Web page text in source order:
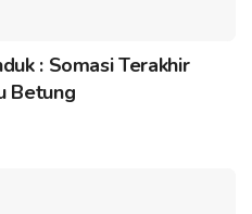
: Somasi Terakhir
Betung